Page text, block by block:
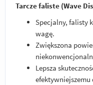
Tarcze faliste (Wave
Specjalny, falisty
wagę.
Zwiększona
Lepsza